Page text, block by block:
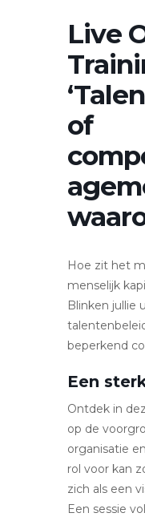
Live
of
Hoe zit het
menselijk
Blinken jullie
beperkend
Een
Ontdek in
op de
organisatie
rol voor kan
zich als een
Een sessie